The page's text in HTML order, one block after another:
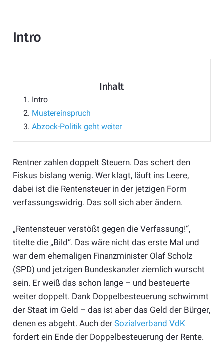
Intro
Inhalt
1. Intro
2. Mustereinspruch
3. Abzock-Politik geht weiter
Rentner zahlen doppelt Steuern. Das schert den
Fiskus bislang wenig. Wer klagt, läuft ins Leere,
dabei ist die Rentensteuer in der jetzigen Form
verfassungswidrig. Das soll sich aber ändern.
„Rentensteuer verstößt gegen die Verfassung!“,
titelte die „Bild“. Das wäre nicht das erste Mal und
war dem ehemaligen Finanzminister Olaf Scholz
(SPD) und jetzigen Bundeskanzler ziemlich wurscht
sein. Er weiß das schon lange – und besteuerte
weiter doppelt. Dank Doppelbesteuerung schwimmt
der Staat im Geld – das ist aber das Geld der Bürger,
denen es abgeht. Auch der Sozialverband VdK
fordert ein Ende der Doppelbesteuerung der Rente.